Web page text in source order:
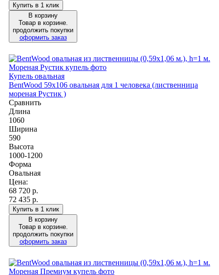
Купить в 1 клик
В корзину
Товар в корзине.
продолжить покупки
оформить заказ
Купель овальная
BentWood 59х106 овальная для 1 человека (лиственница
мореная Рустик )
Сравнить
Длина
1060
Ширина
590
Высота
1000-1200
Форма
Овальная
Цена:
68 720 р.
72 435 р.
Купить в 1 клик
В корзину
Товар в корзине.
продолжить покупки
оформить заказ